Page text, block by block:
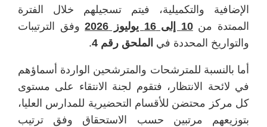
الإضافية والتكميلية، فيتم تسجيلهم خلال الفترة
الممتدة من10 إلى 16 يوليوز 2026
وفق الترتيبات
والتواريخ المحددة في الملحق رقم 4 .
أما بالنسبة للمترشحات والمترشحين الواردة أسماؤهم
في لائحة الانتظار، فتقوم لجنة الانتقاء على مستوى
كل مركز محتضن للأقسام التحضيرية للمدارس العليا،
بتوزيعهم مرتبين حسب الاستحقاق وفق ترتيب